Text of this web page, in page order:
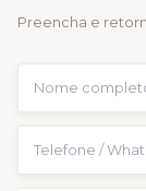
Preencha e